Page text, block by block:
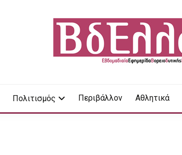
Πολιτισμός Περιβάλλον Αθλητικά